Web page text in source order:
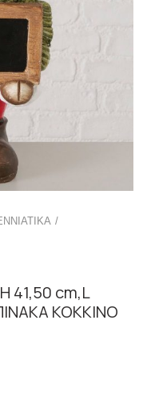
41,50 cm,L
ΚΟΚΚΙΝΟ